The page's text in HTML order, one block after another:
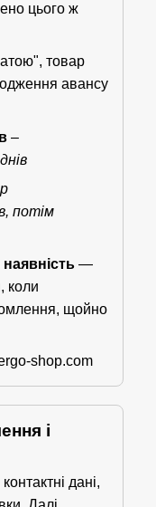
цього ж
товар
авансу
–
потім
—
коли
щойно
shop.com
і
дані,